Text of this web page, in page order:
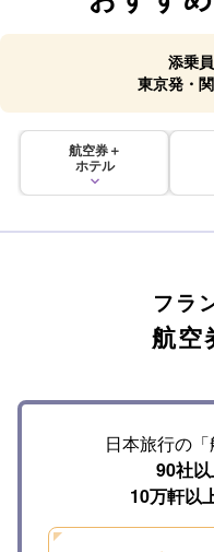
添乗
東京発・
航空券＋
ホテル
フラ
航空
日本旅行の
90社以
10万軒以